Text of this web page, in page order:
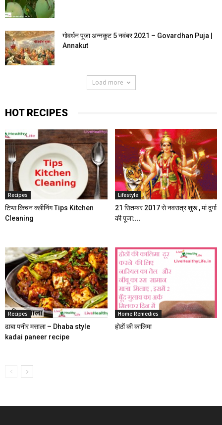
गोवर्धन पूजा अन्नकूट 5 नवंबर 2021 – Govardhan Puja |
Annakut
Load more
HOT RECIPES
Recipes
टिप्स किचन क्लीनिंग Tips Kitchen
Cleaning
Lifestyle
21 सितम्बर 2017 से नवरात्र शुरू , मां दुर्गा
की पूजा:...
Recipes
ढाबा पनीर मसाला – Dhaba style
kadai paneer recipe
Home Remedies
होठों की कालिमा